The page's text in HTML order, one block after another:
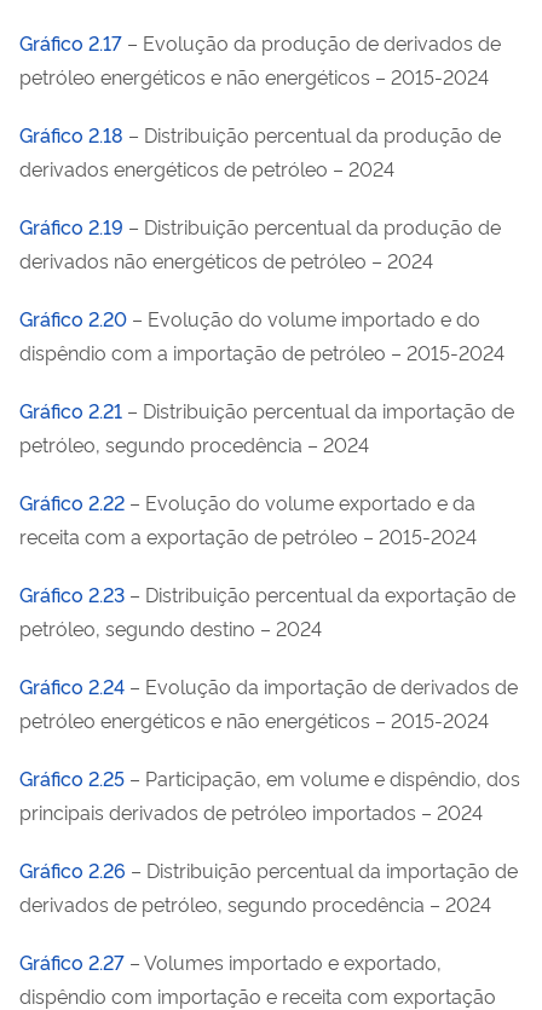
Gráfico 2.17 – Evolução da produção de derivados de
petróleo energéticos e não energéticos – 2015-2024
Gráfico 2.18 – Distribuição percentual da produção de
derivados energéticos de petróleo – 2024
Gráfico 2.19 – Distribuição percentual da produção de
derivados não energéticos de petróleo – 2024
Gráfico 2.20 – Evolução do volume importado e do
dispêndio com a importação de petróleo – 2015-2024
Gráfico 2.21 – Distribuição percentual da importação de
petróleo, segundo procedência – 2024
Gráfico 2.22 – Evolução do volume exportado e da
receita com a exportação de petróleo – 2015-2024
Gráfico 2.23 – Distribuição percentual da exportação de
petróleo, segundo destino – 2024
Gráfico 2.24 – Evolução da importação de derivados de
petróleo energéticos e não energéticos – 2015-2024
Gráfico 2.25 – Participação, em volume e dispêndio, dos
principais derivados de petróleo importados – 2024
Gráfico 2.26 – Distribuição percentual da importação de
derivados de petróleo, segundo procedência – 2024
Gráfico 2.27 – Volumes importado e exportado,
dispêndio com importação e receita com exportação